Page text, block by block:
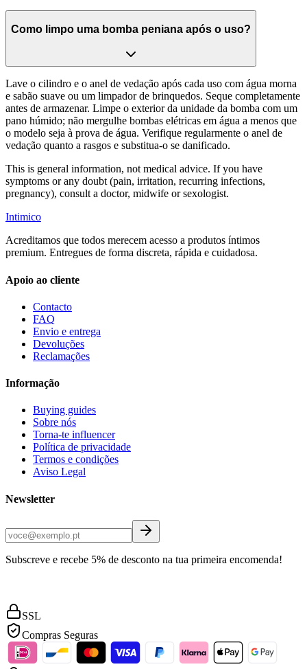
Como limpo uma bomba peniana após o uso?
Lave o cilindro e o anel de vedação após cada uso com água morna
e sabão suave ou um limpador de brinquedos. Seque completamente
antes de armazenar. Limpe o exterior da unidade da bomba com um
pano húmido; não mergulhe bombas elétricas em água a menos que
o modelo seja à prova de água. Verifique regularmente o anel de
vedação quanto a rasgos e substitua-o se danificado.
This is general information, not medical advice. If you have
symptoms or any doubt (pain, irritation, recurring infections,
pregnancy), consult a doctor, midwife or sexologist.
Intimico
Acreditamos que todos merecem acesso a produtos íntimos
premium. Entregues de forma discreta, rápida e cuidadosa.
Apoio ao cliente
Contacto
FAQ
Envio e entrega
Devoluções
Reclamações
Informação
Buying guides
Sobre nós
Torna-te influencer
Política de privacidade
Termos e condições
Aviso Legal
Newsletter
Subscreve e recebe 5% de desconto na tua primeira encomenda!
SSL
Compras Seguras